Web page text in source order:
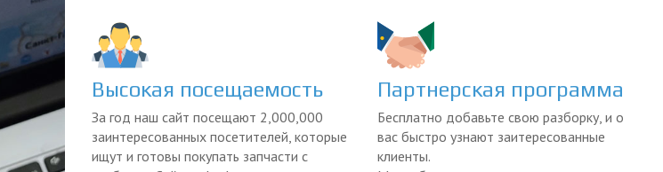
Высокая посещаемость
За год наш сайт посещают 2,000,000
заинтересованных посетителей, которые
ищут и готовы покупать запчасти с
Партнерская программа
Бесплатно добавьте свою разборку, и о
вас быстро узнают заитересованные
клиенты.